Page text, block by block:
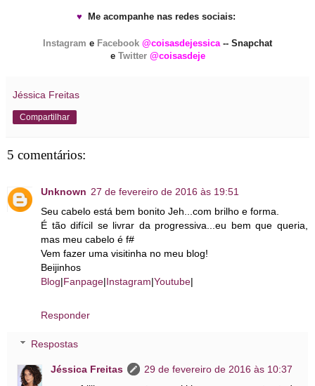
♥ Me acompanhe nas redes sociais:
Instagram e Facebook @coisasdejessica -- Snapchat
e Twitter @coisasdeje
Jéssica Freitas
Compartilhar
5 comentários:
Unknown 27 de fevereiro de 2016 às 19:51
Seu cabelo está bem bonito Jeh...com brilho e forma.
É tão difícil se livrar da progressiva...eu bem que queria,
mas meu cabelo é f#
Vem fazer uma visitinha no meu blog!
Beijinhos
Blog|Fanpage|Instagram|Youtube|
Responder
Respostas
Jéssica Freitas
29 de fevereiro de 2016 às 10:37